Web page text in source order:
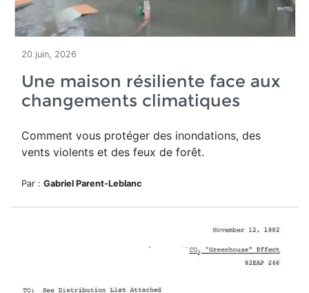
20 juin, 2026
Une maison résiliente face aux
changements climatiques
Comment vous protéger des inondations, des
vents violents et des feux de forêt.
Par : Gabriel Parent-Leblanc